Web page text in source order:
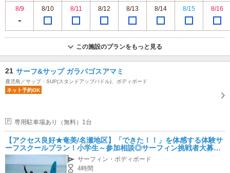
8/9
8/10 8/11 8/12 8/13 8/14 8/15 8/16
この施設のプランをもっと見る
21 サーフ&サップ ガラパゴスアマミ
鹿児島／サップ・SUP(スタンドアップパドル)、ボディボード
ネット予約OK
専用駐車場あり（無料）1台
【アクセス良好★奄美/名瀬地区】「できた！！」を体感する体験サ
ーフスクールプラン！小学生～参加相談◎サーフィン挑戦者大募集
☆☆
サーフィン・ボディボード
4時間